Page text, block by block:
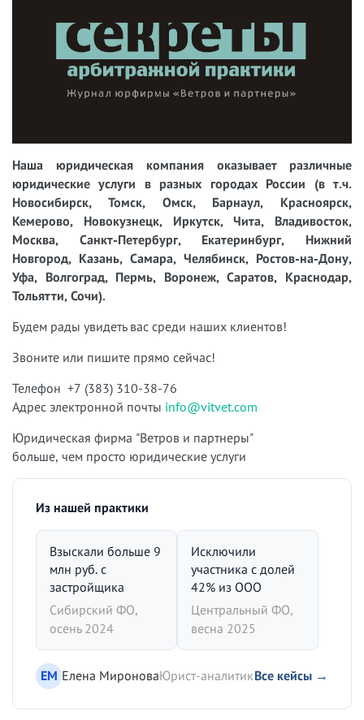
Наша юридическая компания оказывает различные
юридические услуги в разных городах России (в т.ч.
Новосибирск, Томск, Омск, Барнаул, Красноярск,
Кемерово, Новокузнецк, Иркутск, Чита, Владивосток,
Москва, Санкт-Петербург, Екатеринбург, Нижний
Новгород, Казань, Самара, Челябинск, Ростов-на-Дону,
Уфа, Волгоград, Пермь, Воронеж, Саратов, Краснодар,
Тольятти, Сочи).
Будем рады увидеть вас среди наших клиентов!
Звоните или пишите прямо сейчас!
Телефон +7 (383) 310-38-76
Адрес электронной почты info@vitvet.com
Юридическая фирма "Ветров и партнеры"
больше, чем просто юридические услуги
Из нашей практики
Взыскали больше 9
млн руб. с
застройщика
Сибирский ФО,
осень 2024
Исключили
участника с долей
42% из ООО
Центральный ФО,
весна 2025
ЕМ Елена МироноваЮрист-аналитикВсе кейсы →